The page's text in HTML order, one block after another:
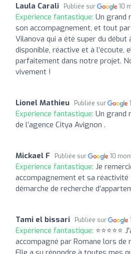
Laula Carali Publiée sur 10
Expérience fantastique: Un grand
son accompagnement, et tout
Vilanova qui a été super du début
disponible, réactive et à l’écoute,
parfaitement dans notre projet.
vivement !
Lionel Mathieu Publiée sur
Expérience fantastique: Un grand
de l’agence Citya Avignon .
Mickael F Publiée sur 10
Expérience fantastique: Je
accompagnement et sa
démarche de recherche
Tami el bissari Publiée sur
Expérience fantastique:
accompagné par Romane lors de